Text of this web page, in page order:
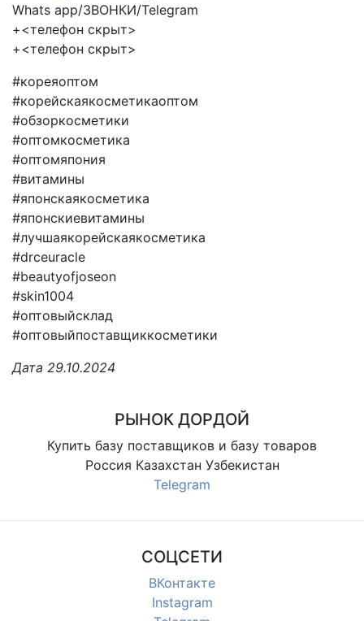
Whats app/ЗВОНКИ/Telegram
+<телефон скрыт>
+<телефон скрыт>
#кореяоптом
#корейскаякосметикаоптом
#обзоркосметики
#оптомкосметика
#оптомяпония
#витамины
#японскаякосметика
#японскиевитамины
#лучшаякорейскаякосметика
#drceuracle
#beautyofjoseon
#skin1004
#оптовыйсклад
#оптовыйпоставщиккосметики
Дата 29.10.2024
РЫНОК ДОРДОЙ
Купить базу поставщиков и базу товаров
Россия Казахстан Узбекистан
Telegram
СОЦСЕТИ
ВКонтакте
Instagram